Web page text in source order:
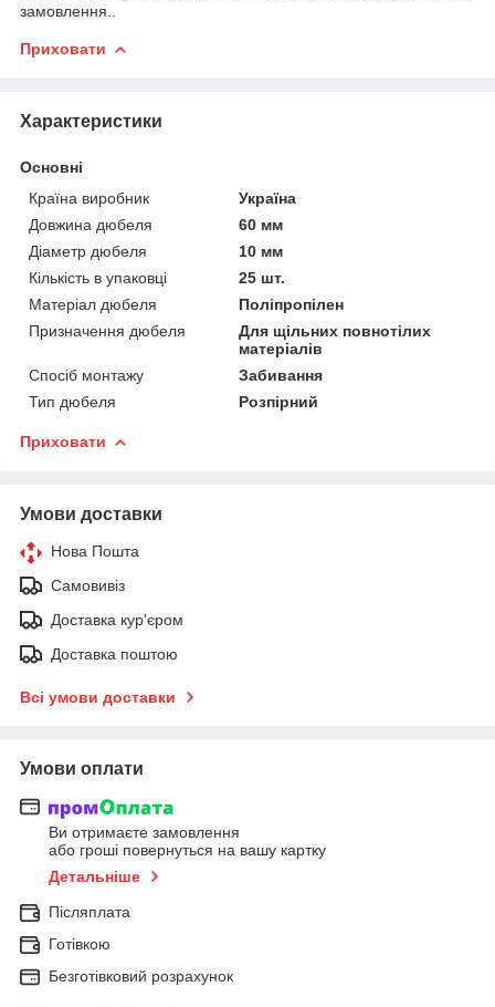
замовлення..
Приховати
Характеристики
Основні
Країна виробник
Україна
Довжина дюбеля
60 мм
Діаметр дюбеля
10 мм
Кількість в упаковці
25 шт.
Матеріал дюбеля
Поліпропілен
Призначення дюбеля
Для щільних повнотілих
матеріалів
Спосіб монтажу
Забивання
Тип дюбеля
Розпірний
Приховати
Умови доставки
Нова Пошта
Самовивіз
Доставка кур'єром
Доставка поштою
Всі умови доставки
Умови оплати
Ви отримаєте замовлення
або гроші повернуться на вашу картку
Детальніше
Післяплата
Готівкою
Безготівковий розрахунок